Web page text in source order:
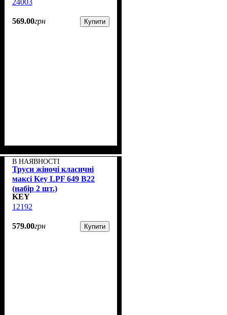
569.00грн Купити
В НАЯВНОСТІ
Труси жіночі класичні
максі Key LPF 649 B22
(набір 2 шт.)
KEY
12192
579.00грн Купити